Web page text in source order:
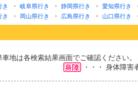
き 岐阜県行き 静岡県行き 愛知県行き
き 岡山県行き 広島県行き 山口県行き
地は各検索結果画面でご確認ください。
・・・ 身体障